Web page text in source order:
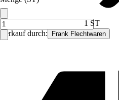
Verkauf durch: Frank Flechtwaren
1 ST